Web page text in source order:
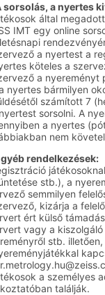
sorsolás, a nyertes
által
IMT egy online
a nyertest a
köteles a
a nyereményt
nyertes bármilyen
számított 7
sorsolni. A
a nyertes
nem
rendelkezések:
stb.), a
semmilyen
kizárja a
ért külső
vagy a
stb.
a személyes
találják.